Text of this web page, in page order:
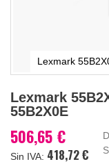
Lexmark
comienzo
la
galería
Lexmark
55B2X0E
506,65 €
418,72 €